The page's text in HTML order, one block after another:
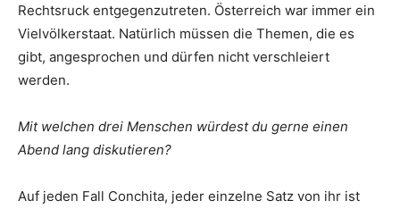
Rechtsruck entgegenzutreten. Österreich war immer ein
Vielvölkerstaat. Natürlich müssen die Themen, die es
gibt, angesprochen und dürfen nicht verschleiert
werden.
Mit welchen drei Menschen würdest du gerne einen
Abend lang diskutieren?
Auf jeden Fall Conchita, jeder einzelne Satz von ihr ist